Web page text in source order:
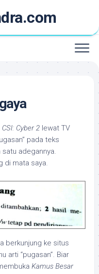
CSI: Cyber 2 lewat TV
pada teks
adegannya.
di mata saya.
berkunjung ke situs
arti “pugasan”. Biar
Kamus Besar